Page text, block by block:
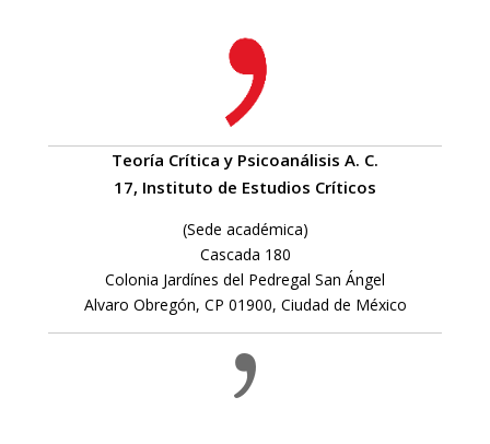
Teoría Crítica y Psicoanálisis A. C.
17, Instituto de Estudios Críticos
(Sede académica)
Cascada 180
Colonia Jardínes del Pedregal San Ángel
Alvaro Obregón, CP 01900, Ciudad de México